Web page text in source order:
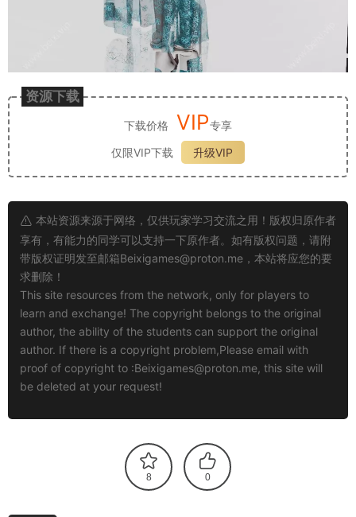
资源下载
下载价格 VIP专享
仅限VIP下载
升级VIP
本站资源来源于网络，仅供玩家学习交流之用！版权归原作者
享有，有能力的同学可以支持一下原作者。如有版权问题，请附
带版权证明发至邮箱Beixigames@proton.me ，本站将应您的要
求删除！
This site resources from the network, only for players to
learn and exchange! The copyright belongs to the original
author, the ability of the students can support the original
author. If there is a copyright problem,Please email with
proof of copyright to :Beixigames@proton.me, this site will
be deleted at your request!
8 0